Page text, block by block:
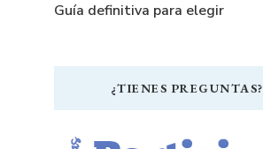
Guía definitiva para elegir
¿TIENES PREGUNTAS?